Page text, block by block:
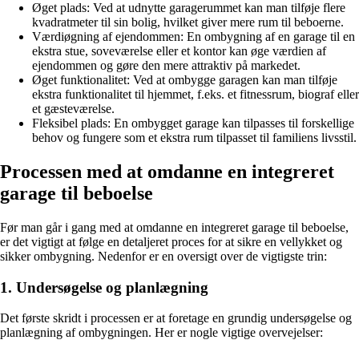
Øget plads: Ved at udnytte garagerummet kan man tilføje flere
kvadratmeter til sin bolig, hvilket giver mere rum til beboerne.
Værdiøgning af ejendommen: En ombygning af en garage til en
ekstra stue, soveværelse eller et kontor kan øge værdien af
ejendommen og gøre den mere attraktiv på markedet.
Øget funktionalitet: Ved at ombygge garagen kan man tilføje
ekstra funktionalitet til hjemmet, f.eks. et fitnessrum, biograf eller
et gæsteværelse.
Fleksibel plads: En ombygget garage kan tilpasses til forskellige
behov og fungere som et ekstra rum tilpasset til familiens livsstil.
Processen med at omdanne en integreret
garage til beboelse
Før man går i gang med at omdanne en integreret garage til beboelse,
er det vigtigt at følge en detaljeret proces for at sikre en vellykket og
sikker ombygning. Nedenfor er en oversigt over de vigtigste trin:
1. Undersøgelse og planlægning
Det første skridt i processen er at foretage en grundig undersøgelse og
planlægning af ombygningen. Her er nogle vigtige overvejelser: